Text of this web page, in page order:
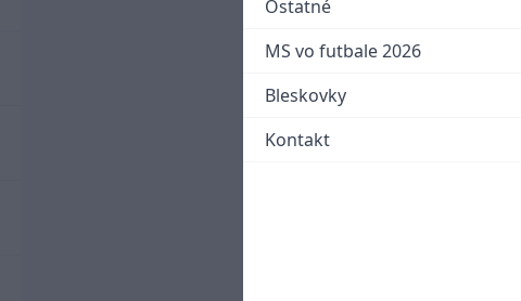
Ostatné
MS vo futbale 2026
Bleskovky
Kontakt